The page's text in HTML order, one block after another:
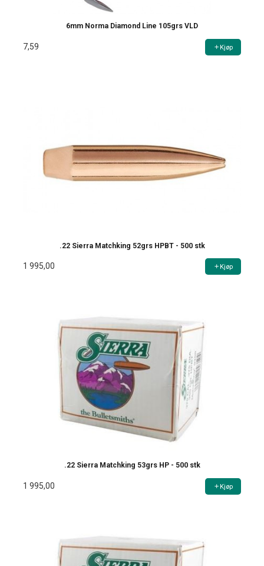
6mm Norma Diamond Line 105grs VLD
7,59 Kjøp
.22 Sierra Matchking 52grs HPBT - 500 stk
1 995,00 Kjøp
.22 Sierra Matchking 53grs HP - 500 stk
1 995,00 Kjøp